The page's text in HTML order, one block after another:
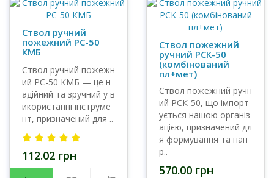
Ствол ручний
пожежний РС-50
КМБ
Ствол ручний пожежн
ий РС-50 КМБ — це н
адійний та зручний у в
икористанні інструме
нт, призначений для ..
112.02 грн
Ствол пожежний
ручний РСК-50
(комбінований
пл+мет)
Ствол пожежний ручн
ий РСК-50, що імпорт
ується нашою організ
ацією, призначений дл
я формування та нап
р..
570.00 грн